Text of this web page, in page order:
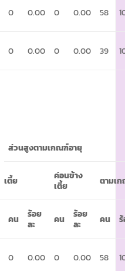
0 0.00 0 0.00 58
0 0.00 0 0.00 39
ส่วนสูงตามเกณฑ์อายุ
เตี้ย
ค่อนข้าง
เตี้ย
ตามเ
คน
ร้อย
ละ
คน
ร้อย
ละ
คน
0 0.00 0 0.00 58